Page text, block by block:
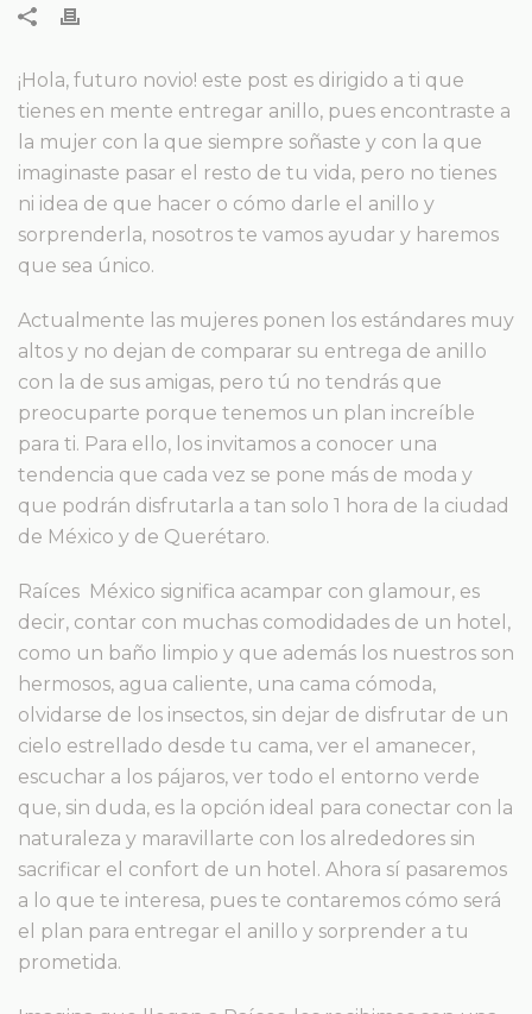
¡Hola, futuro novio! este post es dirigido a ti que
tienes en mente entregar anillo, pues encontraste a
la mujer con la que siempre soñaste y con la que
imaginaste pasar el resto de tu vida, pero no tienes
ni idea de que hacer o cómo darle el anillo y
sorprenderla, nosotros te vamos ayudar y haremos
que sea único.
Actualmente las mujeres ponen los estándares muy
altos y no dejan de comparar su entrega de anillo
con la de sus amigas, pero tú no tendrás que
preocuparte porque tenemos un plan increíble
para ti. Para ello, los invitamos a conocer una
tendencia que cada vez se pone más de moda y
que podrán disfrutarla a tan solo 1 hora de la ciudad
de México y de Querétaro.
Raíces México significa acampar con glamour, es
decir, contar con muchas comodidades de un hotel,
como un baño limpio y que además los nuestros son
hermosos, agua caliente, una cama cómoda,
olvidarse de los insectos, sin dejar de disfrutar de un
cielo estrellado desde tu cama, ver el amanecer,
escuchar a los pájaros, ver todo el entorno verde
que, sin duda, es la opción ideal para conectar con la
naturaleza y maravillarte con los alrededores sin
sacrificar el confort de un hotel. Ahora sí pasaremos
a lo que te interesa, pues te contaremos cómo será
el plan para entregar el anillo y sorprender a tu
prometida.